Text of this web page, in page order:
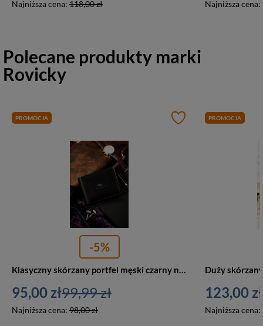
Najniższa cena: 118,00 zł Najniższa cena:
Polecane produkty marki
Rovicky
PROMOCJA
-5%
Klasyczny skórzany portfel męski czarny na karty - Rovicky RV-7870-BCA
95,00 zł
Najniższa cena: 98,00 zł
99,99 zł
PROMOCJA
123,00 zł
Najniższa cena: